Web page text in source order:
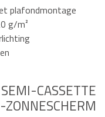
plafondmontage
g/m²
CASSETTE